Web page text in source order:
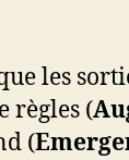
les
règles (
(